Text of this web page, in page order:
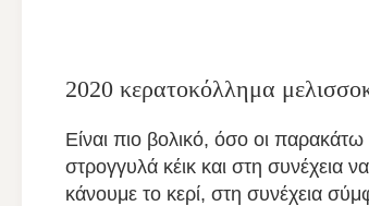
2020 κερατοκόλλημα
Είναι πιο βολικό, όσο οι
στρογγυλά κέικ και στη
κάνουμε το κερί, στη συνέχεια